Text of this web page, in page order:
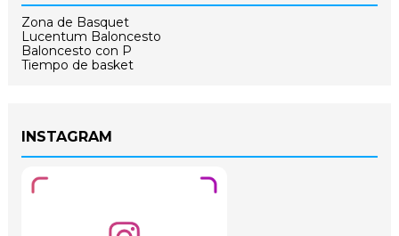
Zona de Basquet
Lucentum Baloncesto
Baloncesto con P
Tiempo de basket
INSTAGRAM